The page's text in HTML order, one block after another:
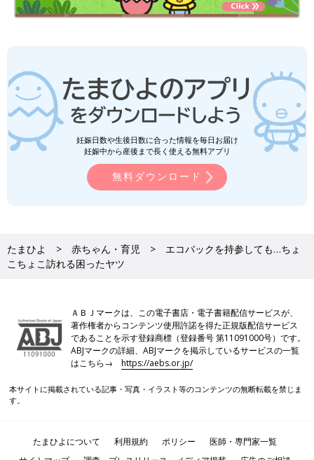
妊娠日数や生後日数に合った情報を毎日お届け
妊娠中から産後まで長く使える無料アプリ
無料ダウンロード
たまひよ 赤ちゃん・育児
エコバックを持参しても…ちょ
こちょこ訪れる困ったヤツ
ＡＢＪマークは、この電子書店・電子書籍配信サービスが、
著作権者からコンテンツ使用許諾を得た正規版配信サービス
であることを示す登録商標（登録番号 第11091000号）です。
ABJマークの詳細、ABJマークを掲示しているサービスの一覧
はこちら→https://aebs.or.jp/
本サイトに掲載されている記事・写真・イラスト等のコンテンツの無断転載を禁じま
す。
たまひよについて 利用規約 ポリシー
医師・専門家一覧